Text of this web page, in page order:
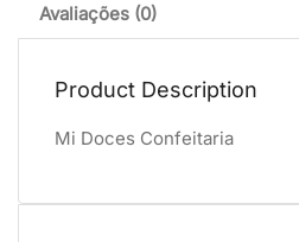
Avaliações (0)
Product Description
Mi Doces Confeitaria